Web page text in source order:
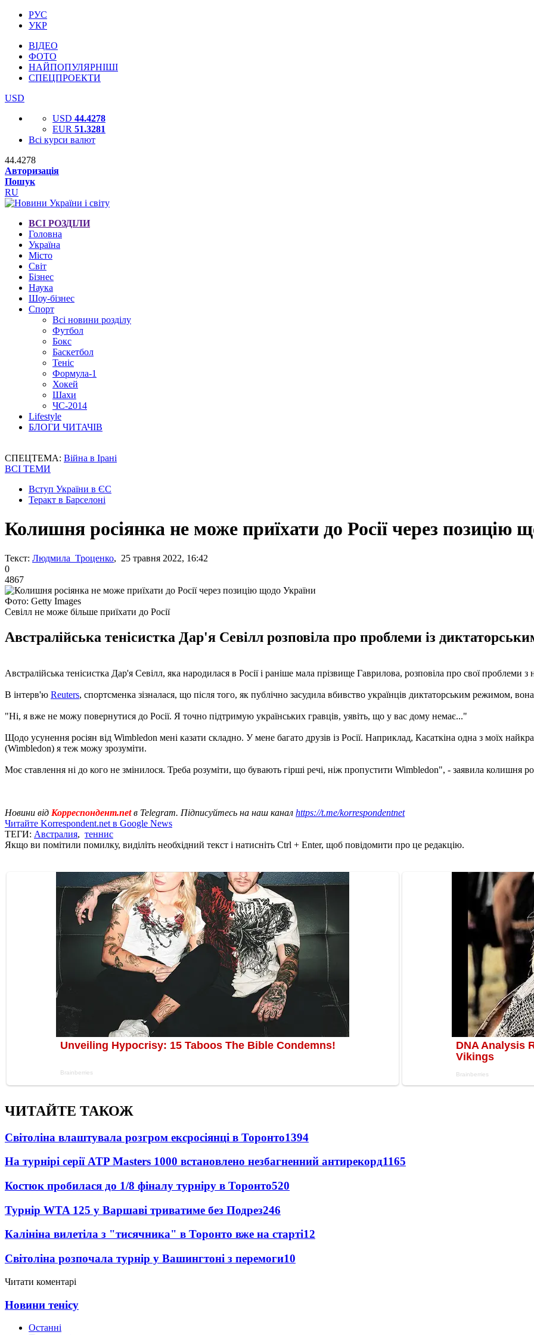
РУС
УКР
ВІДЕО
ФОТО
НАЙПОПУЛЯРНІШІ
СПЕЦПРОЕКТИ
USD
USD 44.4278
EUR 51.3281
Всі курси валют
44.4278
Авторизація
Пошук
RU
ВСІ РОЗДІЛИ
Головна
Україна
Місто
Світ
Бізнес
Наука
Шоу-бізнес
Спорт
Всі новини розділу
Футбол
Бокс
Баскетбол
Теніс
Формула-1
Хокей
Шахи
ЧС-2014
Lifestyle
БЛОГИ ЧИТАЧІВ
СПЕЦТЕМА: Війна в Ірані
ВСІ ТЕМИ
Вступ України в ЄС
Теракт в Барселоні
Колишня росіянка не може приїхати до Росії через позицію
Текст: Людмила Троценко, 25 травня 2022, 16:42
0
4867
Фото: Getty Images
Севілл не може більше приїхати до Росії
Австралійська тенісистка Дар'я Севілл розповіла про проблеми із
Австралійська тенісистка Дар'я Севілл, яка народилася в Росії і раніше мала прізвище Гаврилова, розповіла про свої проблеми
В інтерв'ю Reuters, спортсменка зізналася, що після того, як публічно засудила вбивство українців диктаторським режимом,
"Ні, я вже не можу повернутися до Росії. Я точно підтримую українських гравців, уявіть, що у вас дому немає..."
Щодо усунення росіян від Wimbledon мені казати складно. У мене багато друзів із Росії. Наприклад, Касаткіна одна з моїх
(Wimbledon) я теж можу зрозуміти.
Моє ставлення ні до кого не змінилося. Треба розуміти, що бувають гірші речі, ніж пропустити Wimbledon", - заявила колишня
Новини від Корреспондент.netв Telegram. Підписуйтесь на наш канал https://t.me/korrespondentnet
Читайте Korrespondent.net в Google News
ТЕГИ: Австралия, теннис
Якщо ви помітили помилку, виділіть необхідний текст і натисніть Ctrl + Enter, щоб повідомити про це редакцію.
ЧИТАЙТЕ ТАКОЖ
Світоліна влаштувала розгром ексросіянці в Торонто1394
На турнірі серії ATP Masters 1000 встановлено незбагненний антирекорд1165
Костюк пробилася до 1/8 фіналу турніру в Торонто520
Турнір WTA 125 у Варшаві триватиме без Подрез246
Калініна вилетіла з "тисячника" в Торонто вже на старті12
Світоліна розпочала турнір у Вашингтоні з перемоги10
Читати коментарі
Новини тенісу
Останні